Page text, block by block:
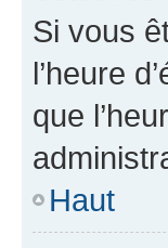
Si vous
l’heure
que
Haut